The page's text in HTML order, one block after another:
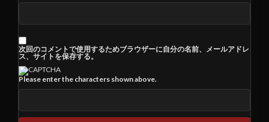
次回のコメントで使用するためブラウザーに自分の名前、メールアドレ
ス、サイトを保存する。
Please enter the characters shown above.